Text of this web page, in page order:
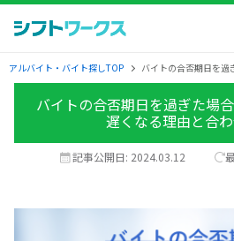
アルバイト・バイト探しTOP バイトの合否期日を過
バイトの合否期日を過ぎた場
遅くなる理由と合
記事公開日: 2024.03.12